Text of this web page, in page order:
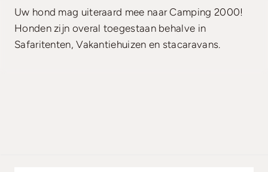
Prijslijst
Uw hond mag uiteraard mee naar Camping 2000!
Honden zijn overal toegestaan behalve in
Safaritenten, Vakantiehuizen en stacaravans.